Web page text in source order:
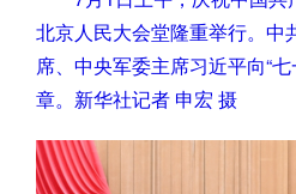
北京人民大会堂隆重举行。中
席、中央军委主席习近平向“
章。新华社记者 申宏 摄